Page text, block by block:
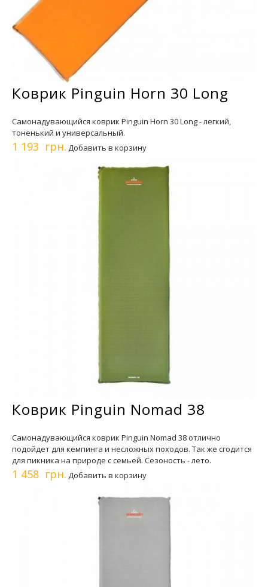
Коврик Pinguin Horn 30 Long
Самонадувающийся коврик Pinguin Horn 30 Long - легкий,
тоненький и универсальный.
1 193 грн. Добавить в корзину
Коврик Pinguin Nomad 38
Самонадувающийся коврик Pinguin Nomad 38 отлично
подойдет для кемпинга и несложных походов. Так же сгодится
для пикника на природе с семьей. Сезоность - лето.
1 458 грн. Добавить в корзину